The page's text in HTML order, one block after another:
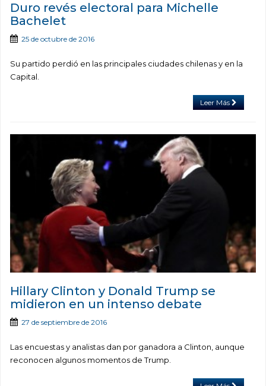
Duro revés electoral para Michelle
Bachelet
25 de octubre de 2016
Su partido perdió en las principales ciudades chilenas y en la
Capital.
Leer Más
Hillary Clinton y Donald Trump se
midieron en un intenso debate
27 de septiembre de 2016
Las encuestas y analistas dan por ganadora a Clinton, aunque
reconocen algunos momentos de Trump.